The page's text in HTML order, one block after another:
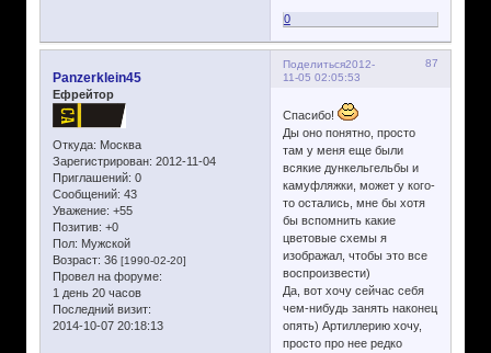
0
Поделиться 87
2012-
11-05 02:05:53
Panzerklein45
Ефрейтор
Откуда: Москва
Зарегистрирован: 2012-11-04
Приглашений: 0
Сообщений: 43
Уважение: +55
Позитив: +0
Пол: Мужской
Возраст: 36 [1990-02-20]
Провел на форуме:
1 день 20 часов
Последний визит:
2014-10-07 20:18:13
Спасибо!
Ды оно понятно, просто
там у меня еще были
всякие дункельгельбы и
камуфляжки, может у кого-
то остались, мне бы хотя
бы вспомнить какие
цветовые схемы я
изображал, чтобы это все
воспроизвести)
Да, вот хочу сейчас себя
чем-нибудь занять наконец
опять) Артиллерию хочу,
просто про нее редко